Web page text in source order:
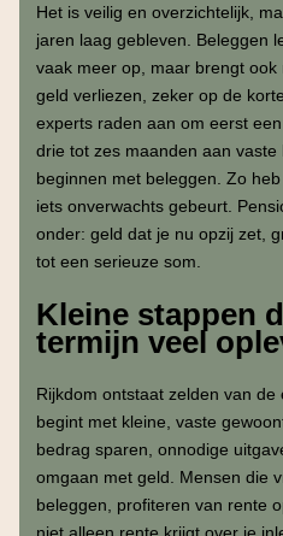
Het is veilig en overzichtelijk,
jaren laag gebleven. Beleggen
vaak meer op, maar brengt
geld verliezen, zeker op de
experts raden aan om eerst
drie tot zes maanden aan vaste
beginnen met beleggen. Zo
iets onverwachts gebeurt.
onder: geld dat je nu opzij zet,
tot een serieuze som.
Kleine stappen
termijn veel
Rijkdom ontstaat zelden van
begint met kleine, vaste
bedrag sparen, onnodige
omgaan met geld. Mensen die
beleggen, profiteren van rente
niet alleen rente krijgt over je